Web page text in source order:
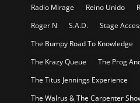
Radio Mirage
Reino Unido
Roger N
S.A.D.
Stage
The Bumpy Road To Knowledge
The Krazy Queue
The Prog
The Titus Jennings Experience
The Walrus & The Carpenter